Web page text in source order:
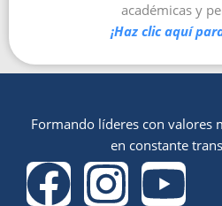
académicas y
¡Haz clic aquí
Formando líderes con valores
en constante